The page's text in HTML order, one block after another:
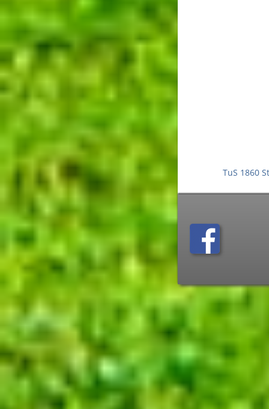
TuS 1860